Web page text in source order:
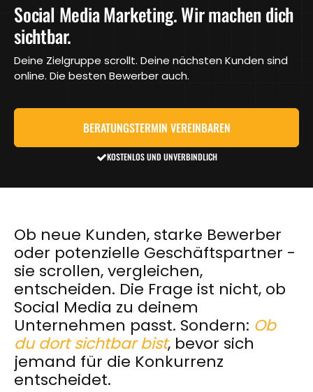
Social Media Marketing. Wir machen dich
sichtbar.
Deine Zielgruppe scrollt. Deine nächsten Kunden sind
online. Die besten Bewerber auch.
BERATUNGSTERMIN VEREINBAREN
KOSTENLOS UND UNVERBINDLICH
Ob neue Kunden, starke Bewerber
oder potenzielle Geschäftspartner -
sie scrollen, vergleichen,
entscheiden. Die Frage ist nicht, ob
Social Media zu deinem
Unternehmen passt. Sondern: Ob
du dort sichtbar bist, bevor sich
jemand für die Konkurrenz
entscheidet.